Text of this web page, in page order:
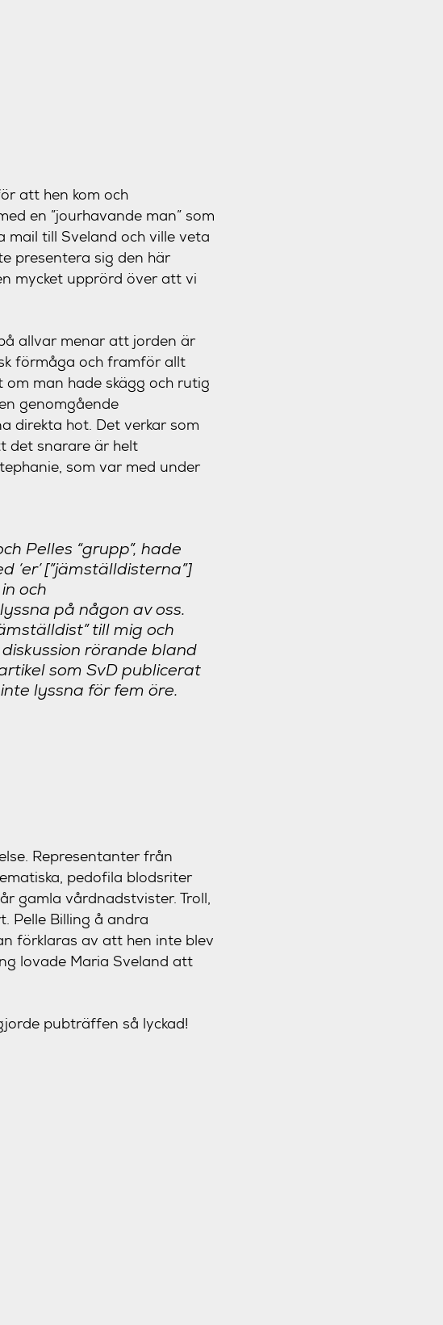
att hen kom och
en ”jourhavande man” som
mail till Sveland och ville veta
presentera sig den här
mycket upprörd över att vi
allvar menar att jorden är
förmåga och framför allt
man hade skägg och rutig
genomgående
direkta hot. Det verkar som
det snarare är helt
som var med under
Pelles “grupp”, hade
‘er’ [”jämställdisterna”]
och
på någon av oss.
till mig och
rörande bland
som SvD publicerat
lyssna för fem öre.
Representanter från
pedofila blodsriter
gamla vårdnadstvister. Troll,
Pelle Billing å andra
förklaras av att hen inte blev
lovade Maria Sveland att
pubträffen så lyckad!